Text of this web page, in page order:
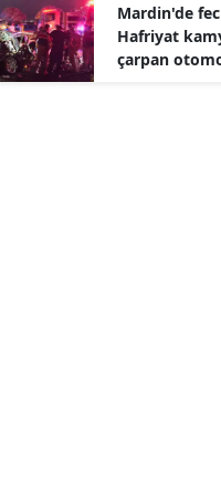
Edirne
Elazığ
Mardin'de
Hafriyat
çarpan